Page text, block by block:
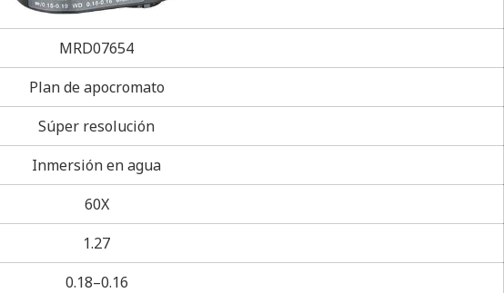
MRD07654
Plan de apocromato
Súper resolución
Inmersión en agua
60X
1.27
0.18–0.16